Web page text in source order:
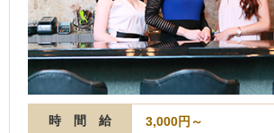
時 間 給 3,000円～